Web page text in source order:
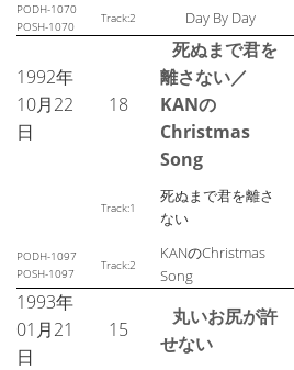
PODH-1070
POSH-1070
Track:2 Day By Day
1992年
10月22
日
18
死ぬまで君を
離さない／
KANの
Christmas
Song
Track:1
死ぬまで君を離さ
ない
PODH-1097
POSH-1097
Track:2
KANのChristmas
Song
1993年
01月21
日
15
丸いお尻が許
せない